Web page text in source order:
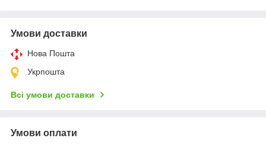
Умови доставки
Нова Пошта
Укрпошта
Всі умови доставки
Умови оплати